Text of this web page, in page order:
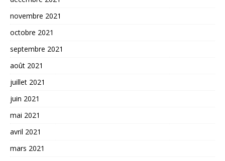
novembre 2021
octobre 2021
septembre 2021
août 2021
juillet 2021
juin 2021
mai 2021
avril 2021
mars 2021